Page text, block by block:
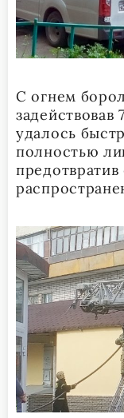
С огнем
удалось
полностью